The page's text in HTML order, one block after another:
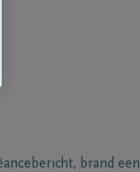
brand een